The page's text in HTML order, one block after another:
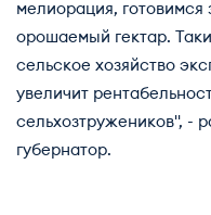
мелиорация, готовимся
орошаемый гектар.
сельское хозяйство
увеличит
сельхозтружеников", -
губернатор.